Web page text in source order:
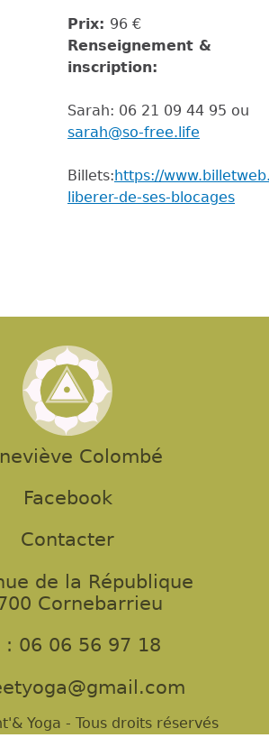
Prix: 96 €
Renseignement &
inscription:
Sarah: 06 21 09 44 95 ou
sarah@so-free.life
Billets:https://
liberer-de-ses-blocages
Colombé
Facebook
Contacter
de la République
Cornebarrieu
: 06 06 56 97 18
Yoga - Tous droits réservés